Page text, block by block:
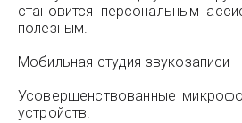
становится персональным
полезным.
Мобильная студия звукозаписи
Усовершенствованные
устройств.